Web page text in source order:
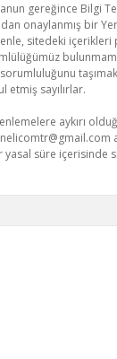
gereğince Bilgi
onaylanmış bir
sitedeki
etmiş sayılırlar.
aykırı
süre içerisinde